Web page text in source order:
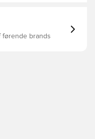
førende brands